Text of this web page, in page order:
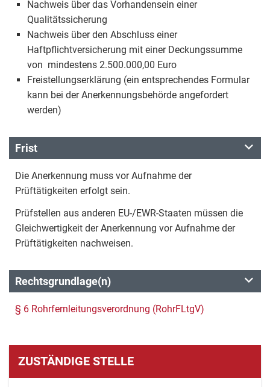
Nachweis über das Vorhandensein einer
Qualitätssicherung
Nachweis über den Abschluss einer
Haftpflichtversicherung mit einer Deckungssumme
von mindestens 2.500.000,00 Euro
Freistellungserklärung (ein entsprechendes Formular
kann bei der Anerkennungsbehörde angefordert
werden)
Frist
Die Anerkennung muss vor Aufnahme der
Prüftätigkeiten erfolgt sein.
Prüfstellen aus anderen EU-/EWR-Staaten müssen die
Gleichwertigkeit der Anerkennung vor Aufnahme der
Prüftätigkeiten nachweisen.
Rechtsgrundlage(n)
§ 6 Rohrfernleitungsverordnung (RohrFLtgV)
ZUSTÄNDIGE STELLE